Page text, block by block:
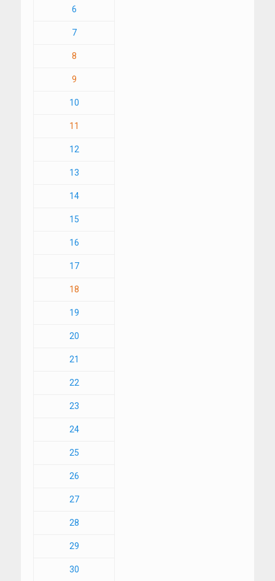
6
7
8
9
10
11
12
13
14
15
16
17
18
19
20
21
22
23
24
25
26
27
28
29
30